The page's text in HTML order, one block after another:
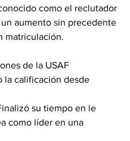
como el reclutador
aumento sin precedente
matriculación.
de la USAF
la calificación desde
su tiempo en le
como líder en una